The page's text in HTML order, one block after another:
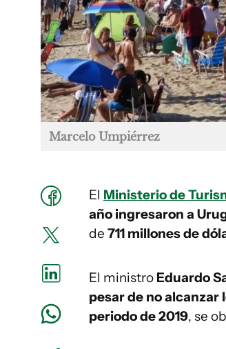
Marcelo Umpiérrez
El Ministerio de
año ingresaron a
de 711 millones de
El ministro Eduardo
pesar de no alcanzar
periodo de 2019, se